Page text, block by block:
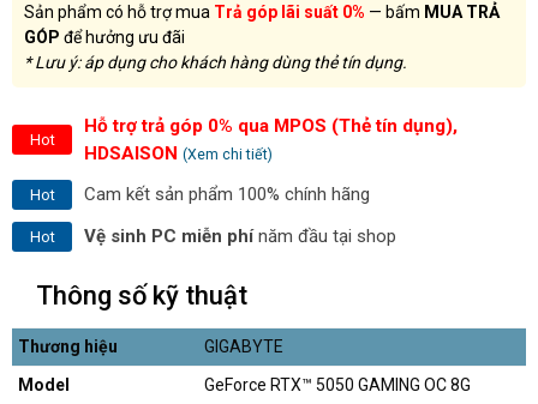
Sản phẩm có hỗ trợ mua Trả góp lãi suất 0% — bấm MUA TRẢ
GÓP để hưởng ưu đãi
* Lưu ý: áp dụng cho khách hàng dùng thẻ tín dụng.
Hot
Hỗ trợ trả góp 0% qua MPOS (Thẻ tín dụng),
HDSAISON (Xem chi tiết)
Hot Cam kết sản phẩm 100% chính hãng
Hot Vệ sinh PC miễn phínăm đầu tại shop
Thông số kỹ thuật
Thương hiệu
GIGABYTE
Model
GeForce RTX™ 5050 GAMING OC 8G